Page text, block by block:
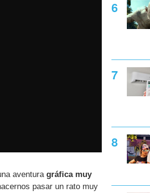
aventura gráfica muy
pasar un rato muy